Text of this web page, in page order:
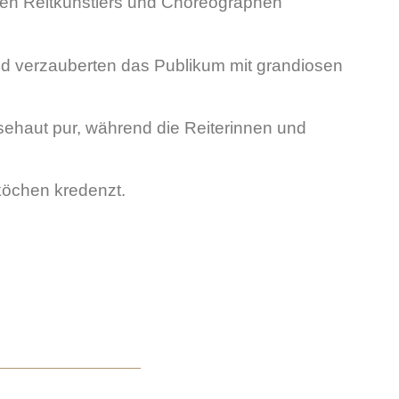
verzauberten das Publikum mit grandiosen
pur, während die Reiterinnen und
kredenzt.